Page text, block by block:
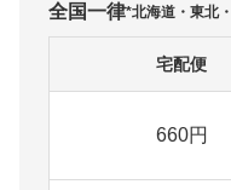
全国一律*北海道・東北
宅配便
660円